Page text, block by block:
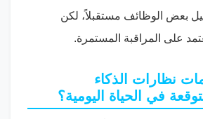
بعض الوظائف مستقبلاً، لكن
على المراقبة المستمرة.
نظارات الذكاء
في الحياة اليومية؟